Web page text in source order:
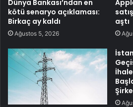
Dünya Bankası’ndan en
kötü senaryo açıklaması:
Birkaç ay kaldı
Ağustos 5, 2026
aştı